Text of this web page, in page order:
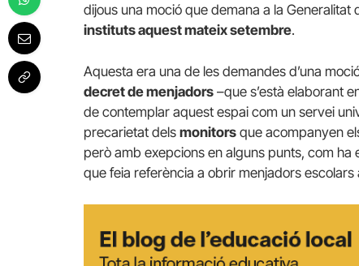
dijous una moció que demana a la Generalitat
instituts aquest mateix setembre.
Aquesta era una de les demandes d’una
decret de menjadors –que s’està elaborant
de contemplar aquest espai com un servei
precarietat dels monitors que acompanyen
però amb exepcions en alguns punts, com ha
que feia referència a obrir menjadors